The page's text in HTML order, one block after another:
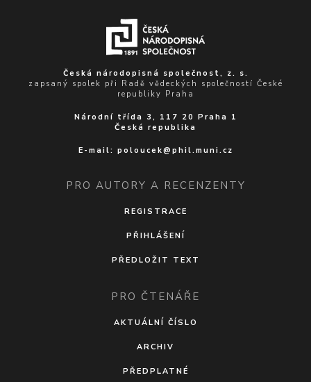
Česká národopisná společnost, z. s.
zapsaný spolek při Radě vědeckých společností České
republiky Praha
Národní třída 3, 117 20 Praha 1
Česká republika
E-mail: poloucek@phil.muni.cz
PRO AUTORY A RECENZENTY
REGISTRACE
PŘIHLÁŠENÍ
PŘEDLOŽIT TEXT
PRO ČTENÁŘE
AKTUÁLNÍ ČÍSLO
ARCHIV
PŘEDPLATNÉ